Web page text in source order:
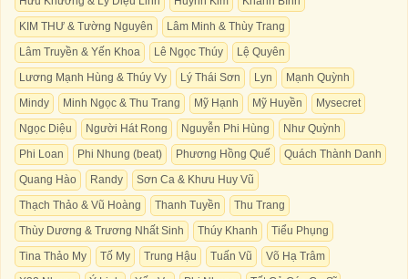
KIM THƯ & Tường Nguyên
Lâm Minh & Thùy Trang
Lâm Truyền & Yến Khoa
Lê Ngọc Thúy
Lệ Quyên
Lương Mạnh Hùng & Thúy Vy
Lý Thái Sơn Lyn
Mạnh Quỳnh
Mindy
Minh Ngọc & Thu Trang Mỹ Hạnh Mỹ Huyền
Mysecret
Ngọc Diệu
Người Hát Rong Nguyễn Phi Hùng
Như Quỳnh
Phi Loan
Phi Nhung (beat) Phương Hồng Quế
Quách Thành Danh
Quang Hào
Randy
Sơn Ca & Khưu Huy Vũ
Thạch Thảo & Vũ Hoàng
Thanh Tuyền
Thu Trang
Thùy Dương & Trương Nhất Sinh
Thúy Khanh
Tiểu Phụng
Tina Thảo My
Tố My Trung Hậu Tuấn Vũ
Võ Hạ Trâm